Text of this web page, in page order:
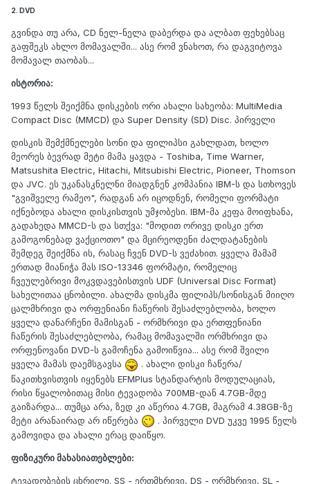
2. DVD
გვინდა თუ არა, CD ნელ-ნელა დაბერდა და ალბათ ფეხებსაც
გაფშეკს ახლო მომავალში... ასე რომ ვნახოთ, რა დაგვიტოვა
მომავალ თაობას...
ისტორია:
1993 წელს შეიქმნა დისკების ორი ახალი სახეობა: MultiMedia
Compact Disc (MMCD) და Super Density (SD) Disc. პირველი
დისკის შემქმნელები სონი და ფილიპსი გახლდათ, ხოლო
მეორეს ბევრად მეტი მამა ყავდა - Toshiba, Time Warner,
Matsushita Electric, Hitachi, Mitsubishi Electric, Pioneer, Thomson
და JVC. ეს უკანასკნელნი მიადგნენ კომპანია IBM-ს და სთხოვეს
"გვიშველე რამეო", რადგან არ იცოდნენ, რომელი ფორმატი
იქნებოდა ახალი დისკისთვის უმჯობესი. IBM-მა კეფა მოიფხანა,
გადახედა MMCD-ს და სთქვა: "მოდით ორივე დისკი ერთ
გამოგონებად ვაქციოთო" და მცირეოდენი ძალდატანების
შემდეგ შეიქმნა ის, რასაც ჩვენ DVD-ს ვეძახით. ყველა მამამ
ერთად მიანიჭა მას ISO-13346 ფორმატი, რომელიც
ჩვეულებრივი მოკვდავებისთვის UDF (Universal Disc Format)
სახელითაა ცნობილი. ახალმა დისკმა ფილიპს/სონისგან მიიღო
ცალმხრივი და ორფენიანი ჩაწერის შესაძლებლობა, ხოლო
ყველა დანარჩენი მამისგან - ორმხრივი და ერთფენიანი
ჩაწერის შესაძლებლობა, რამაც მომავალში ორმხრივი და
ორფენოვანი DVD-ს გამოჩენა გამოიწვია... ასე რომ შვილი
ყველა მამას დაემსგავსა
. ახალი დისკი ჩაწერა/
წაკითხვისთვის იყენებს EFMPlus სტანდარტის მოდულაციას,
რისი წყალობითაც მისი ტევადობა 700MB-დან 4.7GB-მდე
გაიზარდა... თუმცა არა, ზედ კი აწერია 4.7GB, მაგრამ 4.38GB-ზე
მეტი არანაირად არ იწერება
. პირველი DVD უკვე 1995 წელს
გამოვიდა და ახალი ერაც დაიწყო.
ფიზიკური მახასიათებლები:
ტევადობების ცხრილი. SS - ერთმხრივი, DS - ორმხრივი, SL -